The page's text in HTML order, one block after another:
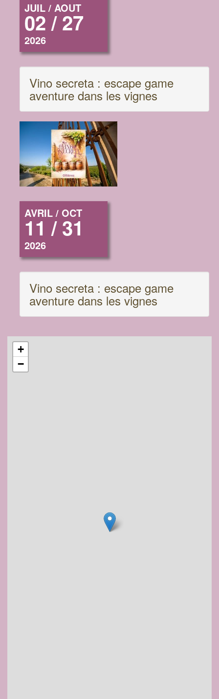
JUIL / AOUT
02 / 27
2026
Vino secreta : escape game
aventure dans les vignes
AVRIL / OCT
11 / 31
2026
Vino secreta : escape game
aventure dans les vignes
+
−